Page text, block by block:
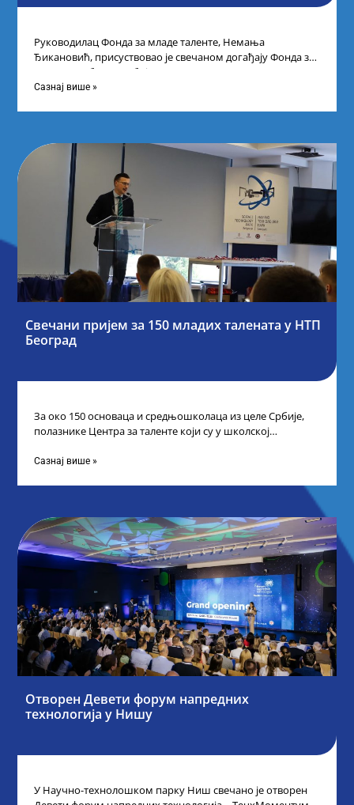
Руководилац Фонда за младе таленте, Немања
Ђикановић, присуствовао је свечаном догађају Фонда за
науку Републике Србије одржаном у Научно-
технолошком парку
Сазнај више »
Свечани пријем за 150 младих талената у НТП
Београд
За око 150 основаца и средњошколаца из целе Србије,
полазнике Центра за таленте који су у школској
Сазнај више »
Отворен Девети форум напредних
технологија у Нишу
У Научно-технолошком парку Ниш свечано је отворен